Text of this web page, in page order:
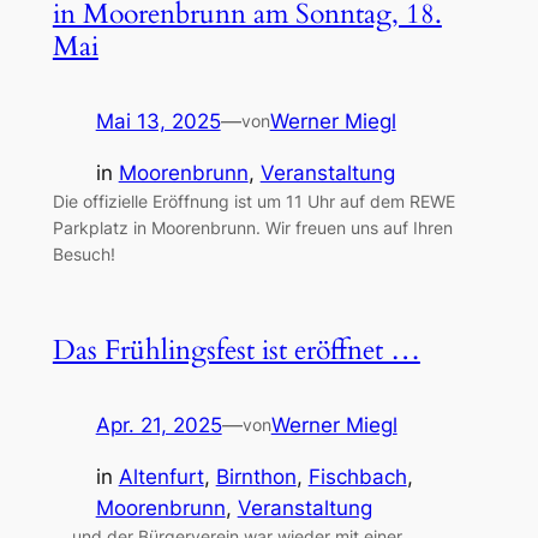
in Moorenbrunn am Sonntag, 18.
Mai
Mai 13, 2025—vonWerner Miegl
in Moorenbrunn, Veranstaltung
Die offizielle Eröffnung ist um 11 Uhr auf dem REWE
Parkplatz in Moorenbrunn. Wir freuen uns auf Ihren
Besuch!
Das Frühlingsfest ist eröffnet …
Apr. 21, 2025—vonWerner Miegl
in Altenfurt, Birnthon, Fischbach
Moorenbrunn, Veranstaltung